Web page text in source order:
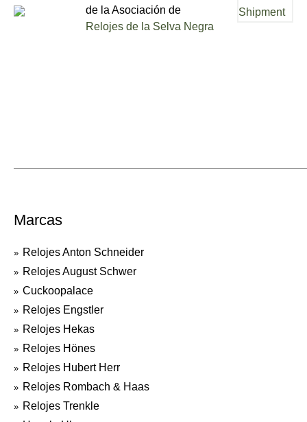
de la Asociación de
Relojes de la Selva Negra
Marcas
Relojes Anton Schneider
Relojes August Schwer
Cuckoopalace
Relojes Engstler
Relojes Hekas
Relojes Hönes
Relojes Hubert Herr
Relojes Rombach & Haas
Relojes Trenkle